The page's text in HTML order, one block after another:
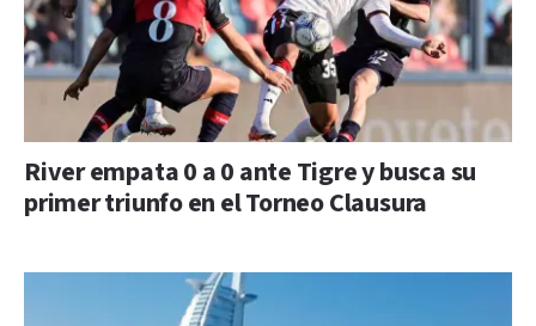
River empata 0 a 0 ante Tigre y busca su
primer triunfo en el Torneo Clausura